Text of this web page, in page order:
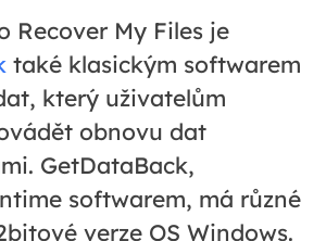
Recover My Files je
také klasickým softwarem
který uživatelům
obnovu dat
GetDataBack,
softwarem, má různé
verze OS Windows.